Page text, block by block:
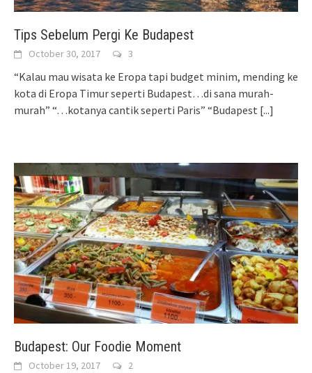
Tips Sebelum Pergi Ke Budapest
October 30, 2017 3
“Kalau mau wisata ke Eropa tapi budget minim, mending ke
kota di Eropa Timur seperti Budapest…di sana murah-
murah” “…kotanya cantik seperti Paris” “Budapest [...]
Budapest: Our Foodie Moment
October 19, 2017 2